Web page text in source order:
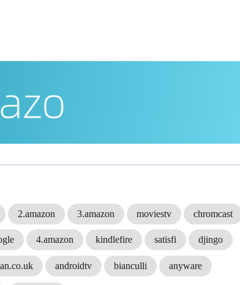
2.amazon 3.amazon moviestv chromcast
4.amazon kindlefire satisfi djingo
androidtv bianculli anyware